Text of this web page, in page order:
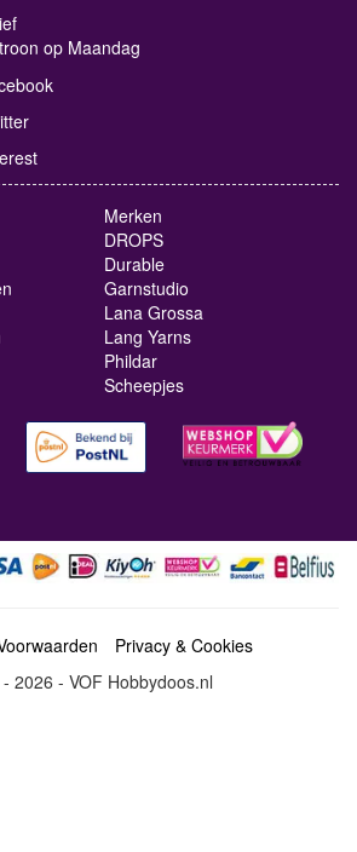
op Maandag
Merken
DROPS
Durable
Garnstudio
Lana Grossa
Lang Yarns
Phildar
Scheepjes
Privacy & Cookies
2026 - VOF Hobbydoos.nl